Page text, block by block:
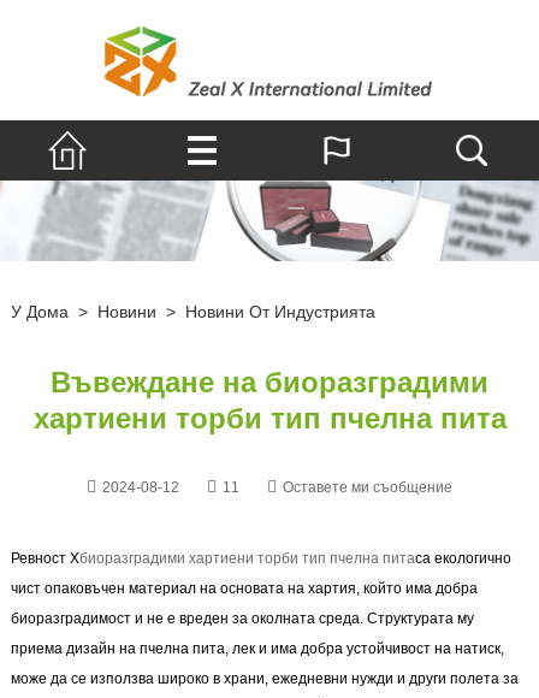
У Дома > Новини > Новини От Индустрията
Въвеждане на биоразградими
хартиени торби тип пчелна пита
2024-08-12 11 Оставете ми съобщение
Ревност Xбиоразградими хартиени торби тип пчелна питаса екологично
чист опаковъчен материал на основата на хартия, който има добра
биоразградимост и не е вреден за околната среда. Структурата му
приема дизайн на пчелна пита, лек и има добра устойчивост на натиск,
може да се използва широко в храни, ежедневни нужди и други полета за